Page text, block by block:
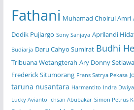
Fathani Muhamad Choirul Amri
Dodik Pujiargo Sony Sanjaya Aprilandi
Budiarja Daru Cahyo Sumirat Budhi
Tribuana Wetangterah Ary Donny
Frederick Situmorang Frans Satrya Pekasa
taruna nusantara Harmantito Indra
Lucky Avianto Ichsan Abubakar Simon Petrus